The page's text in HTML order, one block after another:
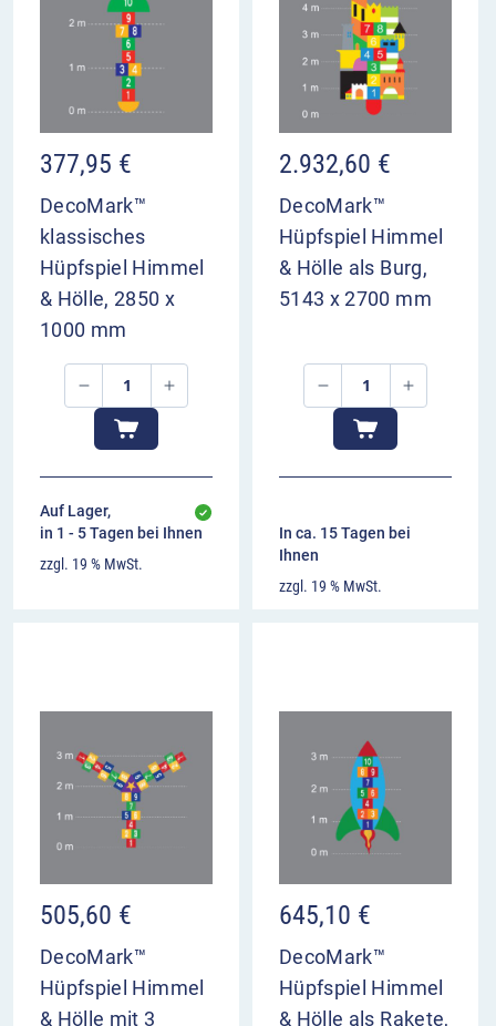
377,95 €
DecoMark™
klassisches
Hüpfspiel Himmel
& Hölle, 2850 x
1000 mm
Auf Lager,
in 1 - 5 Tagen bei Ihnen
zzgl. 19 % MwSt.
2.932,60 €
DecoMark™
Hüpfspiel Himmel
& Hölle als Burg,
5143 x 2700 mm
In ca. 15 Tagen bei
Ihnen
zzgl. 19 % MwSt.
505,60 €
DecoMark™
Hüpfspiel Himmel
& Hölle mit 3
645,10 €
DecoMark™
Hüpfspiel Himmel
& Hölle als Rakete,